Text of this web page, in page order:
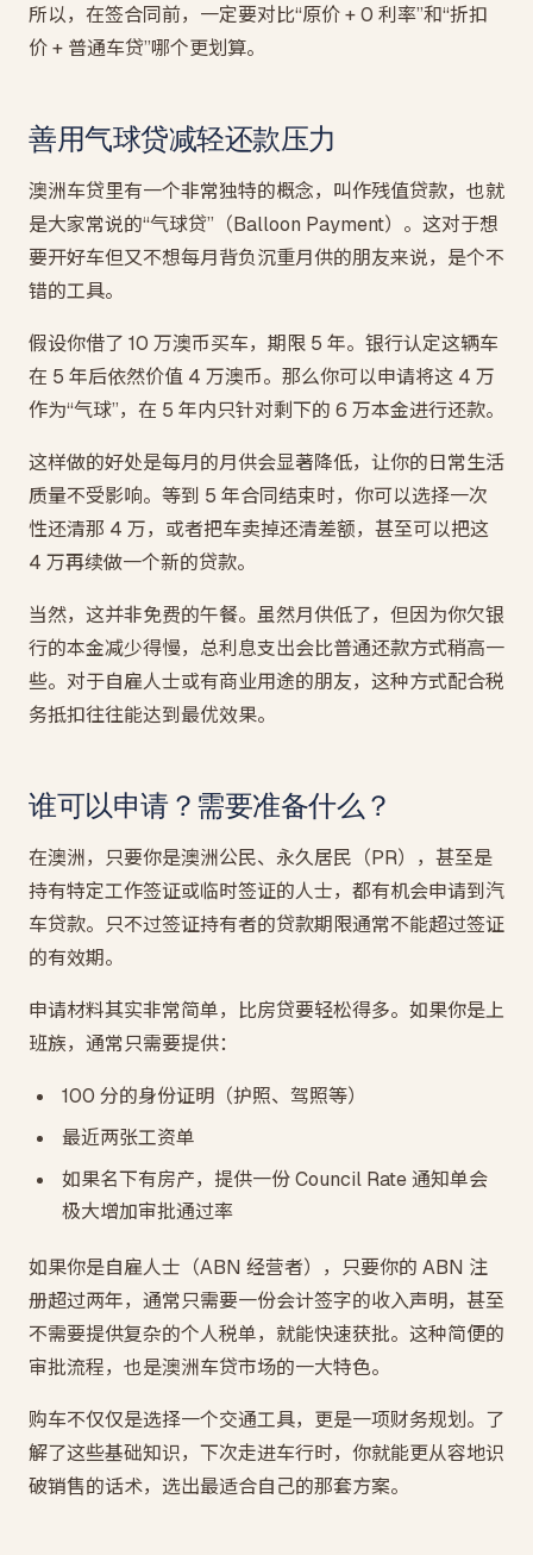
所以，在签合同前，一定要对比“原价 + 0 利率”和“折扣
价 + 普通车贷”哪个更划算。
善用气球贷减轻还款压力
澳洲车贷里有一个非常独特的概念，叫作残值贷款，也就
是大家常说的“气球贷”（Balloon Payment）。这对于想
要开好车但又不想每月背负沉重月供的朋友来说，是个不
错的工具。
假设你借了 10 万澳币买车，期限 5 年。银行认定这辆车
在 5 年后依然价值 4 万澳币。那么你可以申请将这 4 万
作为“气球”，在 5 年内只针对剩下的 6 万本金进行还款。
这样做的好处是每月的月供会显著降低，让你的日常生活
质量不受影响。等到 5 年合同结束时，你可以选择一次
性还清那 4 万，或者把车卖掉还清差额，甚至可以把这
4 万再续做一个新的贷款。
当然，这并非免费的午餐。虽然月供低了，但因为你欠银
行的本金减少得慢，总利息支出会比普通还款方式稍高一
些。对于自雇人士或有商业用途的朋友，这种方式配合税
务抵扣往往能达到最优效果。
谁可以申请？需要准备什么？
在澳洲，只要你是澳洲公民、永久居民（PR），甚至是
持有特定工作签证或临时签证的人士，都有机会申请到汽
车贷款。只不过签证持有者的贷款期限通常不能超过签证
的有效期。
申请材料其实非常简单，比房贷要轻松得多。如果你是上
班族，通常只需要提供：
100 分的身份证明（护照、驾照等）
最近两张工资单
如果名下有房产，提供一份 Council Rate 通知单会
极大增加审批通过率
如果你是自雇人士（ABN 经营者），只要你的 ABN 注
册超过两年，通常只需要一份会计签字的收入声明，甚至
不需要提供复杂的个人税单，就能快速获批。这种简便的
审批流程，也是澳洲车贷市场的一大特色。
购车不仅仅是选择一个交通工具，更是一项财务规划。了
解了这些基础知识，下次走进车行时，你就能更从容地识
破销售的话术，选出最适合自己的那套方案。